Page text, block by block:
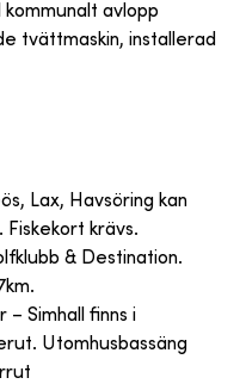
avlopp
tvättmaskin, installerad
Lax, Havsöring kan
krävs.
& Destination.
– Simhall finns i
Utomhusbassäng